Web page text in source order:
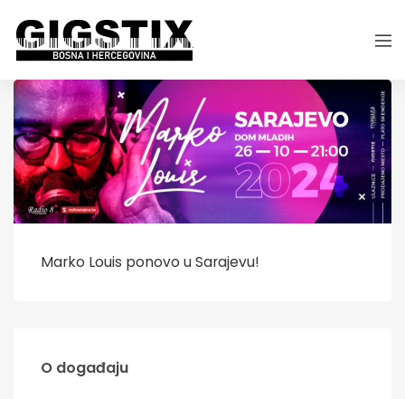
Marko Louis ponovo u Sarajevu!
O događaju